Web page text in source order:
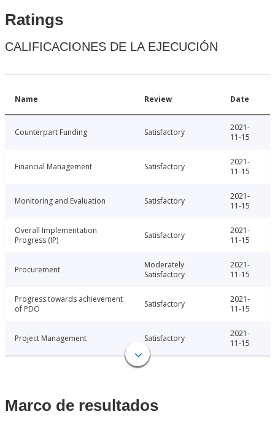
Ratings
CALIFICACIONES DE LA EJECUCIÓN
Name Review Date
Counterpart Funding Satisfactory
2021-
11-15
Financial Management Satisfactory
2021-
11-15
Monitoring and Evaluation Satisfactory
2021-
11-15
Overall Implementation
Progress (IP)
Satisfactory
2021-
11-15
Procurement
Moderately
Satisfactory
2021-
11-15
Progress towards achievement
of PDO
Satisfactory
2021-
11-15
Project Management Satisfactory
2021-
11-15
Marco de resultados